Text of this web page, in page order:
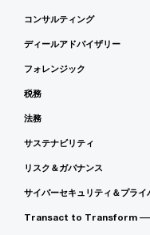
コンサルティング
ディールアドバイザリー
フォレンジック
税務
法務
サステナビリティ
リスク＆ガバナンス
サイバーセキュリティ＆プライ
Transact to Transform